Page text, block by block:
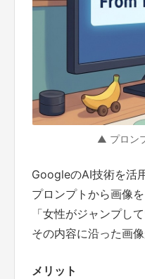
▲ プロン
GoogleのAI技術を活
プロンプトから画像
「女性がジャンプし
その内容に沿った画
メリット